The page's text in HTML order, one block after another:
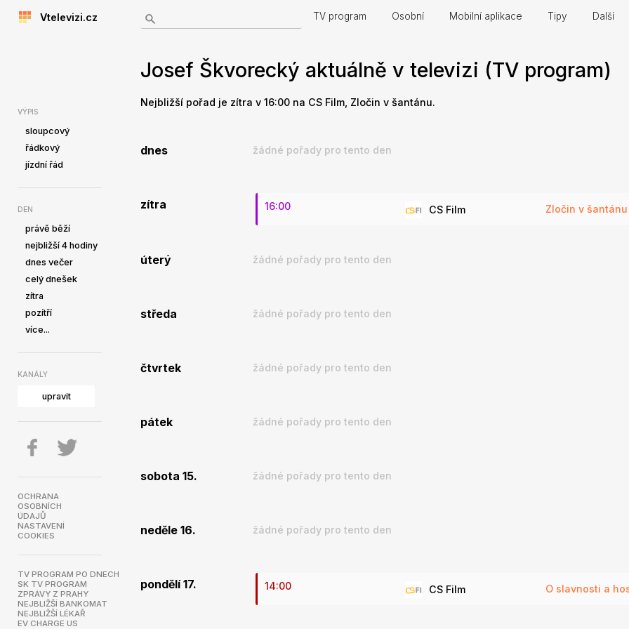
Vtelevizi.cz TV program Osobní Mobilní aplikace Tipy Další
VÝPIS
sloupcový
řádkový
jízdní řád
DEN
právě běží
nejbližší 4 hodiny
dnes večer
celý dnešek
zítra
pozítří
více...
KANÁLY
upravit
OCHRANA
OSOBNÍCH
ÚDAJŮ
NASTAVENÍ
COOKIES
TV PROGRAM PO DNECH
SK TV PROGRAM
ZPRÁVY Z PRAHY
NEJBLIŽŠÍ BANKOMAT
NEJBLIŽŠÍ LÉKAŘ
EV CHARGE US
Josef Škvorecký aktuálně v televizi (TV program)
Nejbližší pořad je zítra v 16:00 na CS Film, Zločin v šantánu.
dnes žádné pořady pro tento den
zítra 16:00 CS Film Zločin v šantánu
úterý žádné pořady pro tento den
středa žádné pořady pro tento den
čtvrtek žádné pořady pro tento den
pátek žádné pořady pro tento den
sobota 15. žádné pořady pro tento den
neděle 16. žádné pořady pro tento den
pondělí 17. 14:00 CS Film O slavnosti a